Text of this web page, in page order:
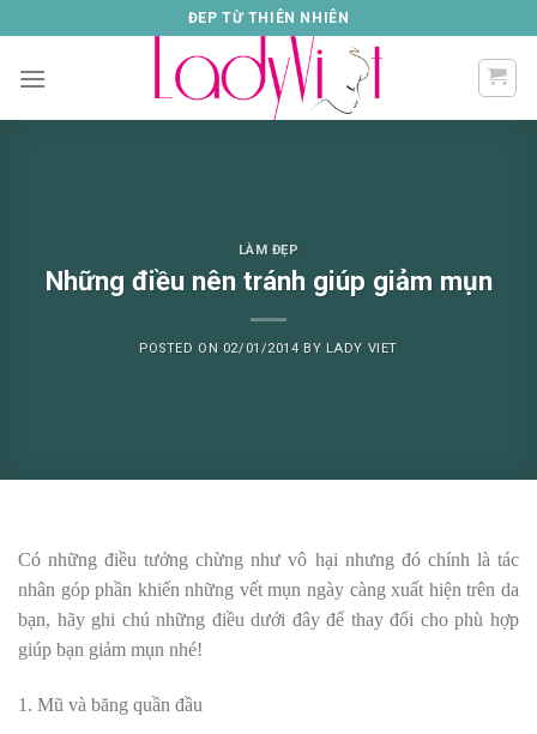
to
content
ĐEP TỪ THIÊN NHIÊN
LÀM ĐẸP
Những điều nên tránh giúp giảm mụn
POSTED ON 02/01/2014 BY LADY VIET
Có những điều tưởng chừng như vô hại nhưng đó chính là tác
nhân góp phần khiến những vết mụn ngày càng xuất hiện trên da
bạn, hãy ghi chú những điều dưới đây để thay đổi cho phù hợp
giúp bạn giảm mụn nhé!
1. Mũ và băng quần đầu